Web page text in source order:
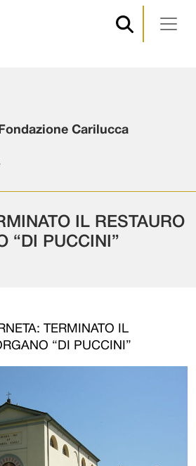
Fondazione Carilucca
IL RESTAURO
“DI PUCCINI”
TERMINATO IL
“DI PUCCINI”